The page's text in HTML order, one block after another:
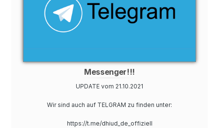
Messenger!!!
UPDATE vom 21.10.2021
Wir sind auch auf TELGRAM zu finden unter:
https://t.me/dhiud_de_offiziell